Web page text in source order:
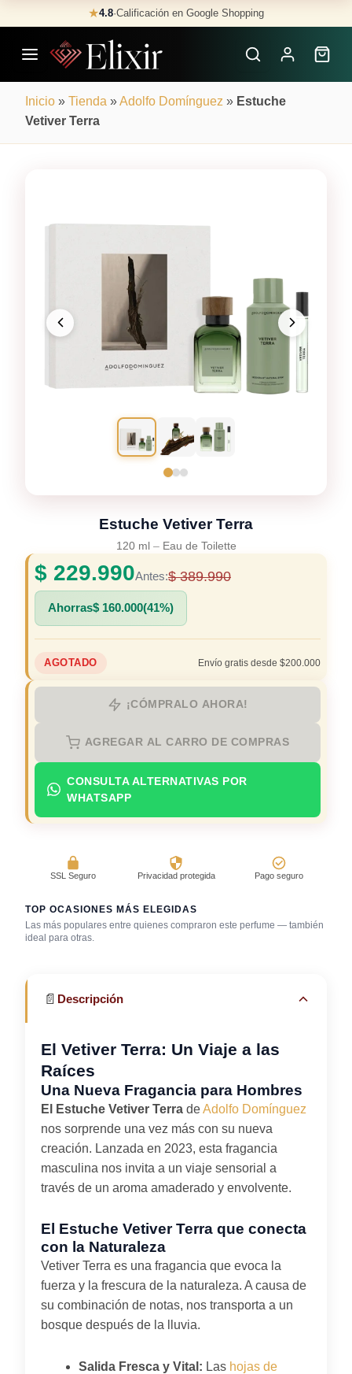
to
content
★4.8·Calificación en Google Shopping
Inicio » Tienda »Adolfo Domínguez » Estuche
Vetiver Terra
Estuche Vetiver Terra
120 ml – Eau de Toilette
$ 229.990Antes:$389.990
Ahorras$ 160.000(41%)
AGOTADO Envío gratis desde $200.000
¡CÓMPRALO AHORA!
AGREGAR AL CARRO DE COMPRAS
CONSULTA ALTERNATIVAS POR
WHATSAPP
SSL Seguro Privacidad protegida Pago seguro
TOP OCASIONES MÁS ELEGIDAS
Las más populares entre quienes compraron este perfume — también
ideal para otras.
Después de la
ducha
Salida casual de
📄 Descripción
El Vetiver Terra: Un Viaje a las
Raíces
Una Nueva Fragancia para Hombres
El Estuche Vetiver Terra deAdolfo Domínguez
nos sorprende una vez más con su nueva
creación. Lanzada en 2023, esta fragancia
masculina nos invita a un viaje sensorial a
través de un aroma amaderado y envolvente.
El Estuche Vetiver Terra que conecta
con la Naturaleza
Vetiver Terra es una fragancia que evoca la
fuerza y la frescura de la naturaleza. A causa de
su combinación de notas, nos transporta a un
bosque después de la lluvia.
Salida Fresca y Vital: Las hojas de